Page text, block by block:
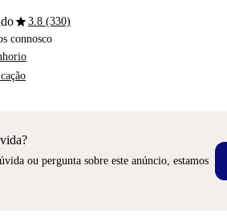
star3.8 (330)
connosco
ou pergunta sobre este anúncio, estamos